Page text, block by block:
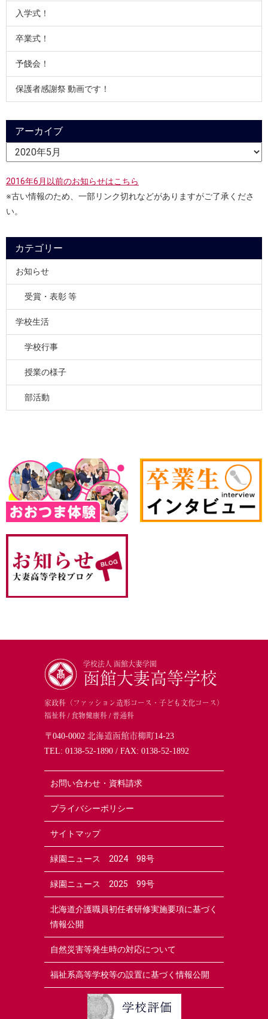
入学式！
卒業式！
予餞会！
保護者感謝祭 動画です！
アーカイブ
2016年6月以前のお知らせはこちら
※古い情報のため、一部リンク切れなどがありますがご了承くださ
い。
カテゴリー
お知らせ
受賞・表彰 等
学校生活
学校行事
授業の様子
部活動
学校法人 函館大妻学園
函館大妻高等学校
家政科（ファッション造形コース・子ども文化コース）
福祉科 / 食物健康科 / 普通科
〒040-0002 北海道函館市柳町14-23
TEL: 0138-52-1890 / FAX: 0138-52-1892
お問い合わせ・資料請求
プライバシーポリシー
サイトマップ
緑園ニュース 2024 98号
緑園ニュース 2025 99号
北海道介護職員初任者研修実施要項に基づく
情報公開
自然災害等発生時の対応について
福祉系高等学校等の設置に基づく情報公開